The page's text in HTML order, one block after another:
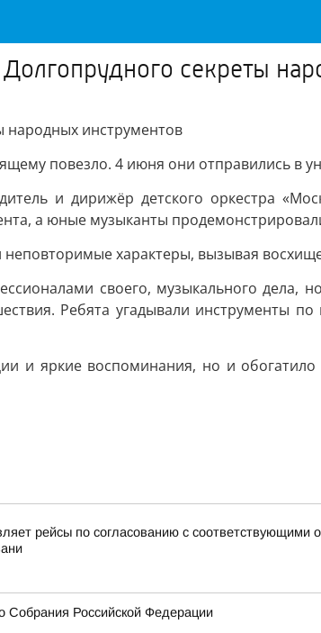
секреты
народных инструментов
повезло. 4 июня они отправились в
и дирижёр детского оркестра
а юные музыканты
характеры, вызывая
своего, музыкального
Ребята угадывали инструменты
и яркие воспоминания, но и
рейсы по согласованию с соответствующими
Собрания Российской Федерации